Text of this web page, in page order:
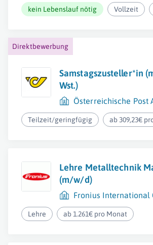
kein Lebenslauf nötig Vollzeit
Direktbewerbung
Samstagszusteller*in
Wst.)
Österreichische Post
Teilzeit/geringfügig ab 309,23€
Lehre Metalltechnik
(m/w/d)
Fronius International
Lehre ab 1.261€ pro Monat